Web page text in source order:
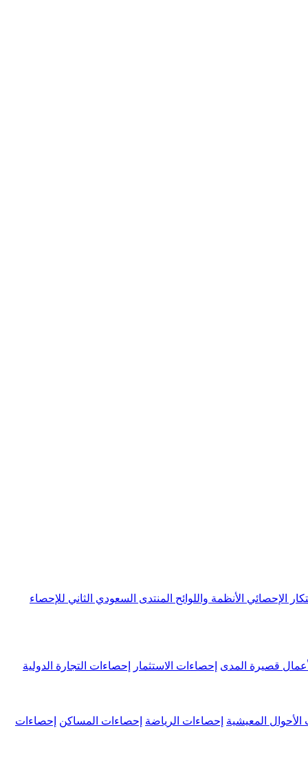
الإحصائي الأنظمة واللوائح المنتدى السعودي الثاني للإحصاء
قصيرة المدى إحصاءات الاستثمار إحصاءات التجارة الدولية
الأحوال المعيشية إحصاءات الرياضة إحصاءات المساكن إحصاءات